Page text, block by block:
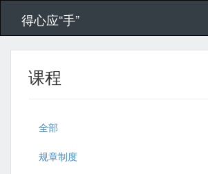
得心应“手”
课程
全部
规章制度